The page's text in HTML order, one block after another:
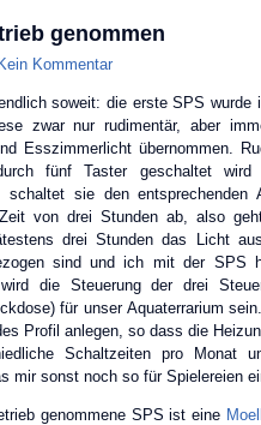
genommen
Kein Kommentar
soweit: die erste SPS wurde
zwar nur rudimentär, aber
Esszimmerlicht übernommen.
fünf Taster geschaltet
schaltet sie den entsprechenden
von drei Stunden ab, also
drei Stunden das Licht
sind und ich mit der SPS
die Steuerung der drei
für unser Aquaterrarium
Profil anlegen, so dass die
Schaltzeiten pro Monat
mir sonst noch so für Spielereien
genommene SPS ist eine